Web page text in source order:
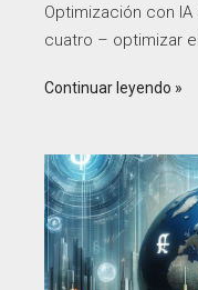
Optimización con
cuatro – optimizar
Continuar leyendo